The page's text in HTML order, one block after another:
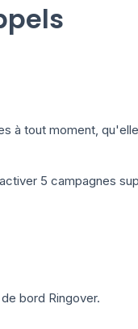
à tout moment,
5 campagnes
bord Ringover.